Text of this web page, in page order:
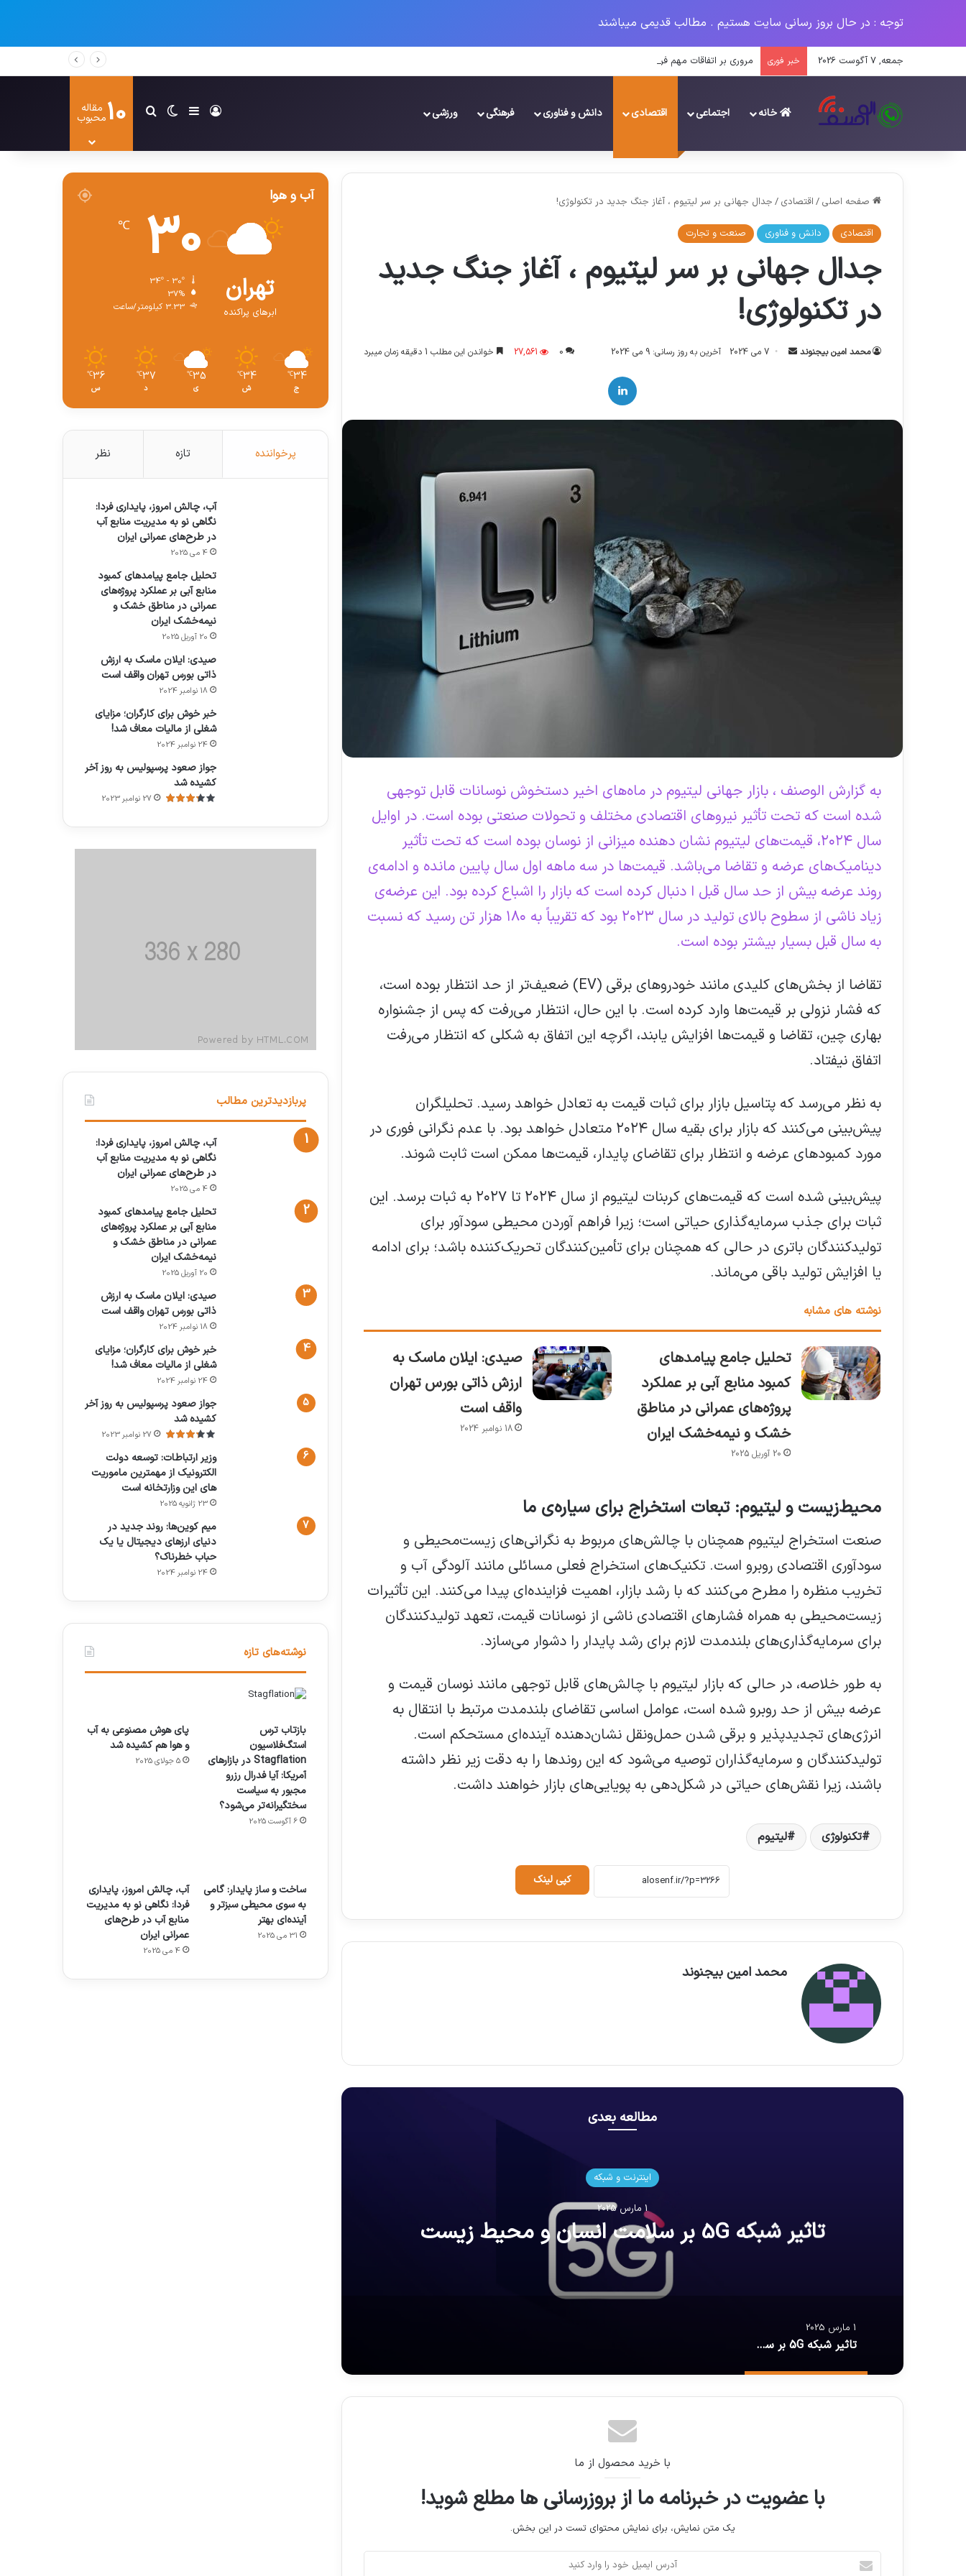
توجه : در حال بروز رسانی سایت هستیم . مطالب قدیمی میباشند
جمعه, 7 آگوست 2026 خبر فوری مروری بر اتفاقات مهم فرهنگی سال ۱۴۰۳
خانه اجتماعی اقتصادی دانش و فناوری فرهنگی ورزشی ورودسایدبارتغییر پوسته
جستجو برای
10 مقاله
محبوب
صفحه اصلی / اقتصادی / جدال جهانی بر سر لیتیوم ، آغاز جنگ جدید در تکنولوژی!
اقتصادی دانش و فناوری صنعت و تجارت
جدال جهانی بر سر لیتیوم ، آغاز جنگ جدید
در تکنولوژی!
محمد امین بیجنوند
ارسال 7 می 2024 آخرین به روز رسانی: 9 می 2024 0
27,561 خواندن این مطلب 1 دقیقه زمان میبرد
به گزارش الوصنف ، بازار جهانی لیتیوم در ماه‌های اخیر دستخوش نوسانات قابل توجهی
شده است که تحت تأثیر نیروهای اقتصادی مختلف و تحولات صنعتی بوده است. در اوایل
سال ۲۰۲۴، قیمت‌های لیتیوم نشان دهنده میزانی از نوسان بوده است که تحت تأثیر
دینامیک‌های عرضه و تقاضا می‌باشد. قیمت‌ها در سه ماهه اول سال پایین مانده و ادامه‌ی
روند عرضه بیش از حد سال قبل ا دنبال کرده است که بازار را اشباع کرده بود. این عرضه‌ی
زیاد ناشی از سطوح بالای تولید در سال ۲۰۲۳ بود که تقریباً به ۱۸۰ هزار تن رسید که نسبت
به سال قبل بسیار بیشتر بوده است.
تقاضا از بخش‌های کلیدی مانند خودروهای برقی (EV) ضعیف‌تر از حد انتظار بوده است،
که فشار نزولی بر قیمت‌ها وارد کرده است. با این حال، انتظار می‌رفت که پس از جشنواره
بهاری چین، تقاضا و قیمت‌ها افزایش یابند، اگرچه این اتفاق به شکلی که انتظار می‌رفت
اتفاق نیفتاد.
به نظر می‌رسد که پتاسیل بازار برای ثبات قیمت به تعادل خواهد رسید. تحلیلگران
پیش‌بینی می‌کنند که بازار برای بقیه سال ۲۰۲۴ متعادل خواهد بود. با عدم نگرانی فوری در
مورد کمبودهای عرضه و انتظار برای تقاضای پایدار، قیمت‌ها ممکن است ثابت شوند.
پیش‌بینی شده است که قیمت‌های کربنات لیتیوم از سال ۲۰۲۴ تا ۲۰۲۷ به ثبات برسد. این
ثبات برای جذب سرمایه‌گذاری حیاتی است؛ زیرا فراهم آوردن محیطی سودآور برای
تولیدکنندگان باتری در حالی که همچنان برای تأمین‌کنندگان تحریک‌کننده باشد؛ برای ادامه
یا افزایش تولید باقی می‌ماند.
نوشته های مشابه
تحلیل جامع پیامدهای
کمبود منابع آبی بر عملکرد
پروژه‌های عمرانی در مناطق
خشک و نیمه‌خشک ایران
20 آوریل 2025
صیدی: ایلان ماسک به
ارزش ذاتی بورس تهران
واقف است
18 نوامبر 2024
محیط‌زیست و لیتیوم: تبعات استخراج برای سیاره‌ی ما
صنعت استخراج لیتیوم همچنان با چالش‌های مربوط به نگرانی‌های زیست‌محیطی و
سودآوری اقتصادی روبرو است. تکنیک‌های استخراج فعلی مسائلی مانند آلودگی آب و
تخریب منظره را مطرح می‌کنند که با رشد بازار، اهمیت فزاینده‌ای پیدا می‌کنند. این تأثیرات
زیست‌محیطی به همراه فشارهای اقتصادی ناشی از نوسانات قیمت، تعهد تولیدکنندگان
برای سرمایه‌گذاری‌های بلندمدت لازم برای رشد پایدار را دشوار می‌سازد.
به طور خلاصه، در حالی که بازار لیتیوم با چالش‌های قابل توجهی مانند نوسان قیمت و
عرضه بیش از حد روبرو شده است، عوامل اساسی تقاضای بلندمدت مرتبط با انتقال به
انرژی‌های تجدیدپذیر و برقی شدن حمل‌ونقل نشان‌دهنده آینده‌ای مستحکم است.
تولیدکنندگان و سرمایه‌گذاران توصیه می‌شود که این روندها را به دقت زیر نظر داشته
باشند، زیرا نقش‌های حیاتی در شکل‌دهی به پویایی‌های بازار خواهند داشت.
تکنولوژی لیتیوم
کپی لینک
محمد امین بیجنوند
مطالعه بعدی
اینترنت و شبکه
1 مارس 2025
تاثیر شبکه 5G بر سلامت انسان و محیط زیست
1 مارس 2025
تاثیر شبکه 5G بر سلامت انسان و محیط زیست
با خرید محصول از ما
با عضویت در خبرنامه ما از بروزرسانی ها مطلع شوید!
یک متن نمایش، برای نمایش محتوای تست در این بخش.
آدرس
ایمیل
آب و هوا
تهران
ابرهای پراکنده
30
℃
37%
3.33 کیلومتر/ساعت
34
℃
ج
34
℃
ش
35
℃
ی
37
℃
د
36
℃
س
پرخواننده تازه نظر
آب، چالش امروز، پایداری فردا:
نگاهی نو به مدیریت منابع آب
در طرح‌های عمرانی ایران
4 می 2025
تحلیل جامع پیامدهای کمبود
منابع آبی بر عملکرد پروژه‌های
عمرانی در مناطق خشک و
نیمه‌خشک ایران
20 آوریل 2025
صیدی: ایلان ماسک به ارزش
ذاتی بورس تهران واقف است
18 نوامبر 2024
خبر خوش برای کارگران؛ مزایای
شغلی از مالیات معاف شد!
24 نوامبر 2024
جواز صعود پرسپولیس به روز آخر
کشیده شد
27 نوامبر 2023
پربازدیدترین مطالب
آب، چالش امروز، پایداری فردا:
نگاهی نو به مدیریت منابع آب
در طرح‌های عمرانی ایران
4 می 2025
تحلیل جامع پیامدهای کمبود
منابع آبی بر عملکرد پروژه‌های
عمرانی در مناطق خشک و
نیمه‌خشک ایران
20 آوریل 2025
صیدی: ایلان ماسک به ارزش
ذاتی بورس تهران واقف است
18 نوامبر 2024
خبر خوش برای کارگران؛ مزایای
شغلی از مالیات معاف شد!
24 نوامبر 2024
جواز صعود پرسپولیس به روز آخر
کشیده شد
27 نوامبر 2023
وزیر ارتباطات: توسعه دولت
الکترونیک از مهمترین ماموریت
های این وزارتخانه است
23 ژانویه 2025
میم کوین‌ها: روند جدید در
دنیای ارزهای دیجیتال یا یک
حباب خطرناک؟
24 نوامبر 2024
نوشته‌های تازه
بازتاب ترس
استگ‌فلاسیون
Stagflation در بازارهای
آمریکا: آیا فدرال رزرو
مجبور به سیاست
سختگیرانه‌تر می‌شود؟
6 آگوست 2025
پای هوش مصنوعی به آب
و هوا هم کشیده شد
5 جولای 2025
ساخت و ساز پایدار: گامی
به سوی محیطی سبزتر و
آینده‌ای بهتر
31 می 2025
آب، چالش امروز، پایداری
فردا: نگاهی نو به مدیریت
منابع آب در طرح‌های
عمرانی ایران
4 می 2025